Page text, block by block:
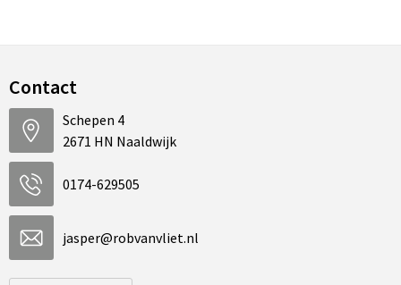
Contact
Schepen 4
2671 HN Naaldwijk
0174-629505
jasper@robvanvliet.nl